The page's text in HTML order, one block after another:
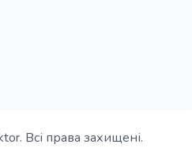
Всі права захищені.